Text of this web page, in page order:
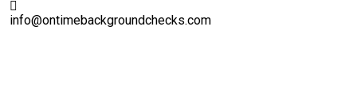
info@ontimebackgroundchecks.com